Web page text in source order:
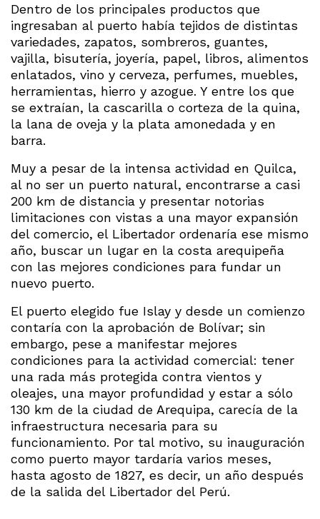
Dentro de los principales productos que
ingresaban al puerto había tejidos de distintas
variedades, zapatos, sombreros, guantes,
vajilla, bisutería, joyería, papel, libros, alimentos
enlatados, vino y cerveza, perfumes, muebles,
herramientas, hierro y azogue. Y entre los que
se extraían, la cascarilla o corteza de la quina,
la lana de oveja y la plata amonedada y en
barra.
Muy a pesar de la intensa actividad en Quilca,
al no ser un puerto natural, encontrarse a casi
200 km de distancia y presentar notorias
limitaciones con vistas a una mayor expansión
del comercio, el Libertador ordenaría ese mismo
año, buscar un lugar en la costa arequipeña
con las mejores condiciones para fundar un
nuevo puerto.
El puerto elegido fue Islay y desde un comienzo
contaría con la aprobación de Bolívar; sin
embargo, pese a manifestar mejores
condiciones para la actividad comercial: tener
una rada más protegida contra vientos y
oleajes, una mayor profundidad y estar a sólo
130 km de la ciudad de Arequipa, carecía de la
infraestructura necesaria para su
funcionamiento. Por tal motivo, su inauguración
como puerto mayor tardaría varios meses,
hasta agosto de 1827, es decir, un año después
de la salida del Libertador del Perú.